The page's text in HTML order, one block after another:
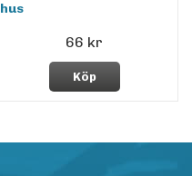
hus
66 kr
Köp